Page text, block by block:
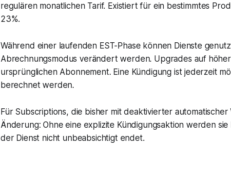
regulären monatlichen Tarif. Existiert für ein bestimmtes
23%.
Während einer laufenden EST-Phase können Dienste
Abrechnungsmodus verändert werden. Upgrades auf
ursprünglichen Abonnement. Eine Kündigung ist jederzeit
berechnet werden.
Für Subscriptions, die bisher mit deaktivierter
Änderung: Ohne eine explizite Kündigungsaktion werden
der Dienst nicht unbeabsichtigt endet.